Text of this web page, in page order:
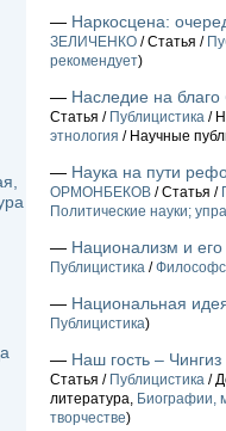
— Наркосцена:
ЗЕЛИЧЕНКО / Статья /
рекомендует)
— Наследие на благо
Статья / Публицистика /
этнология / Научные
— Наука на пути
ОРМОНБЕКОВ / Статья /
Политические науки;
— Национализм и его
Публицистика /
— Национальная
Публицистика)
— Наш гость –
Статья / Публицистика /
литература, Биографии,
творчестве)